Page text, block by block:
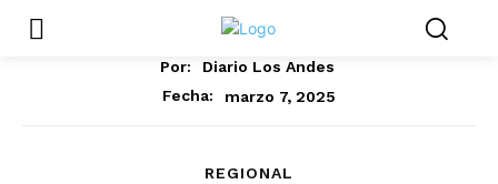
Por:
Diario Los Andes
Fecha:
marzo 7, 2025
REGIONAL